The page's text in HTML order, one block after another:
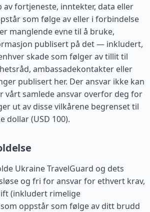
av fortjeneste, inntekter, data eller
som følge av eller i forbindelse
manglende evne til å bruke,
publisert på det — inkludert,
skade som følger av tillit til
ambassadekontakter eller
publisert her. Der ansvar ikke kan
vårt samlede ansvar overfor deg for
ut av disse vilkårene begrenset til
dollar (USD 100).
Ukraine TravelGuard og dets
og fri for ansvar for ethvert krav,
(inkludert rimelige
oppstår som følge av ditt brudd